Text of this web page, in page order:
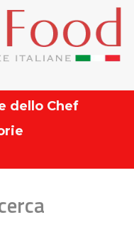
dello Chef